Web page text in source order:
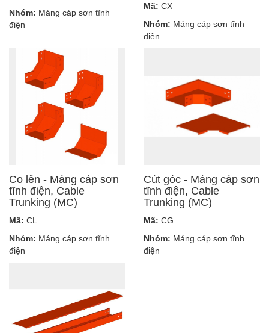
Nhóm: Máng cáp sơn tĩnh
điện
Mã: CX
Nhóm: Máng cáp sơn tĩnh
điện
Co lên - Máng cáp sơn
tĩnh điện, Cable
Trunking (MC)
Mã: CL
Nhóm: Máng cáp sơn tĩnh
điện
Cút góc - Máng cáp sơn
tĩnh điện, Cable
Trunking (MC)
Mã: CG
Nhóm: Máng cáp sơn tĩnh
điện